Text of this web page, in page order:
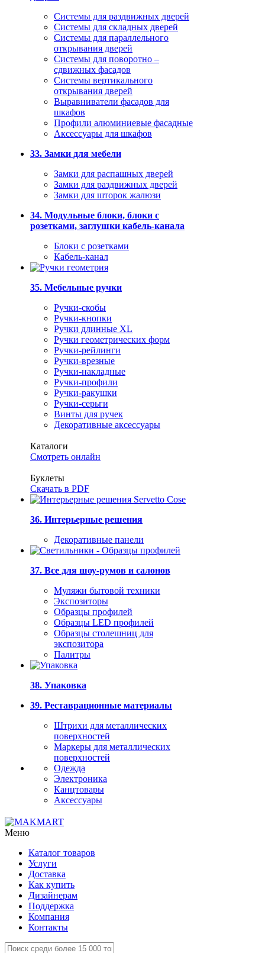
Системы для раздвижных дверей
Системы для складных дверей
Системы для параллельного
открывания дверей
Системы для поворотно –
сдвижных фасадов
Системы вертикального
открывания дверей
Выравниватели фасадов для
шкафов
Профили алюминиевые фасадные
Аксессуары для шкафов
33. Замки для мебели
Замки для распашных дверей
Замки для раздвижных дверей
Замки для шторок жалюзи
34. Модульные блоки, блоки с
розетками, заглушки кабель-канала
Блоки с розетками
Кабель-канал
35. Мебельные ручки
Ручки-скобы
Ручки-кнопки
Ручки длинные XL
Ручки геометрических форм
Ручки-рейлинги
Ручки-врезные
Ручки-накладные
Ручки-профили
Ручки-ракушки
Ручки-серьги
Винты для ручек
Декоративные аксессуары
Каталоги
Смотреть онлайн
Буклеты
Скачать в PDF
36. Интерьерные решения
Декоративные панели
37. Все для шоу-румов и салонов
Муляжи бытовой техники
Экспозиторы
Образцы профилей
Образцы LED профилей
Образцы столешниц для
экспозитора
Палитры
38. Упаковка
39. Реставрационные материалы
Штрихи для металлических
поверхностей
Маркеры для металлических
поверхностей
Одежда
Электроника
Канцтовары
Аксессуары
Меню
Каталог товаров
Услуги
Доставка
Как купить
Дизайнерам
Поддержка
Компания
Контакты